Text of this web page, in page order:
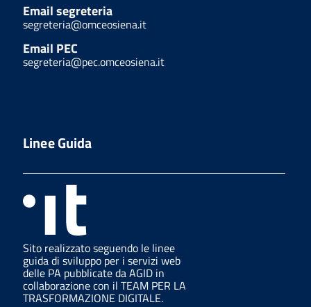
Email segreteria
segreteria@omceosiena.it
Email PEC
segreteria@pec.omceosiena.it
Linee Guida
Sito realizzato seguendo le linee
guida di sviluppo per i servizi web
delle PA pubblicate da AGID in
collaborazione con il TEAM PER LA
TRASFORMAZIONE DIGITALE.